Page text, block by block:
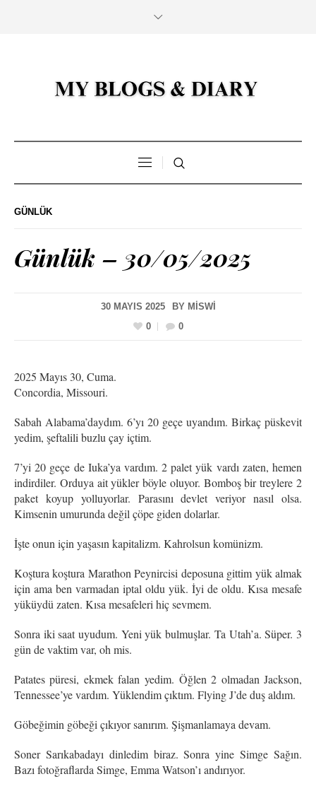
GÜNLÜK
Günlük – 30/05/2025
30 MAYIS 2025 BY MISWI
0
0
2025 Mayıs 30, Cuma.
Concordia, Missouri.
Sabah Alabama’daydım. 6’yı 20 geçe uyandım. Birkaç püskevit
yedim, şeftalili buzlu çay içtim.
7’yi 20 geçe de Iuka’ya vardım. 2 palet yük vardı zaten, hemen
indirdiler. Orduya ait yükler böyle oluyor. Bomboş bir treylere 2
paket koyup yolluyorlar. Parasını devlet veriyor nasıl olsa.
Kimsenin umurunda değil çöpe giden dolarlar.
İşte onun için yaşasın kapitalizm. Kahrolsun komünizm.
Koştura koştura Marathon Peynircisi deposuna gittim yük almak
için ama ben varmadan iptal oldu yük. İyi de oldu. Kısa mesafe
yüküydü zaten. Kısa mesafeleri hiç sevmem.
Sonra iki saat uyudum. Yeni yük bulmuşlar. Ta Utah’a. Süper. 3
gün de vaktim var, oh mis.
Patates püresi, ekmek falan yedim. Öğlen 2 olmadan Jackson,
Tennessee’ye vardım. Yüklendim çıktım. Flying J’de duş aldım.
Göbeğimin göbeği çıkıyor sanırım. Şişmanlamaya devam.
Soner Sarıkabadayı dinledim biraz. Sonra yine Simge Sağın.
Bazı fotoğraflarda Simge, Emma Watson’ı andırıyor.